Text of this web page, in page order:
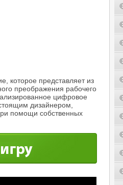
которое представляет из
преображения рабочего
цифровое
дизайнером,
помощи собственных